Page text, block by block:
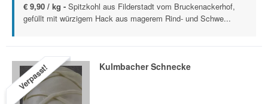
€ 9,90 / kg - Spitzkohl aus Filderstadt vom Bruckenackerhof,
gefüllt mit würzigem Hack aus magerem Rind- und Schwe...
Verpasst! Kulmbacher Schnecke